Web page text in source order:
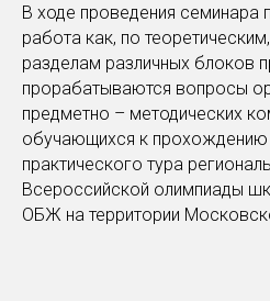
В ходе проведения семинара
работа как, по
разделам различных блоков
прорабатываются вопросы
предметно – методических
обучающихся к прохождению
практического тура
Всероссийской олимпиады
ОБЖ на территории